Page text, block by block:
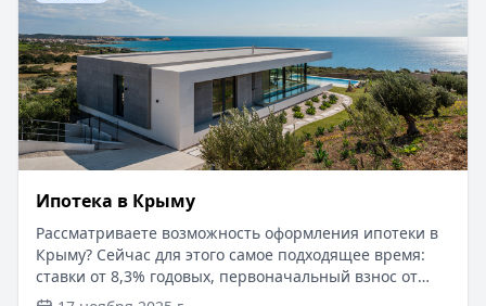
Ипотека в Крыму
Рассматриваете возможность оформления ипотеки в
Крыму? Сейчас для этого самое подходящее время:
ставки от 8,3% годовых, первоначальный взнос от
15%, срок рассмотрения заявки — от 1 дня. Доступны